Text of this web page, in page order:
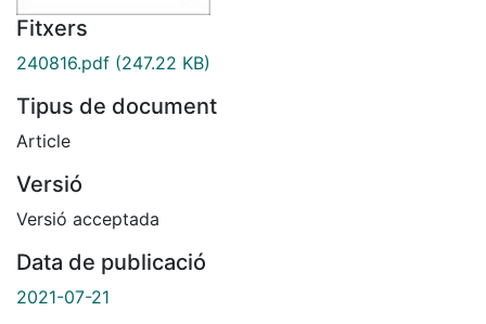
Fitxers
240816.pdf (247.22 KB)
Tipus de document
Article
Versió
Versió acceptada
Data de publicació
2021-07-21